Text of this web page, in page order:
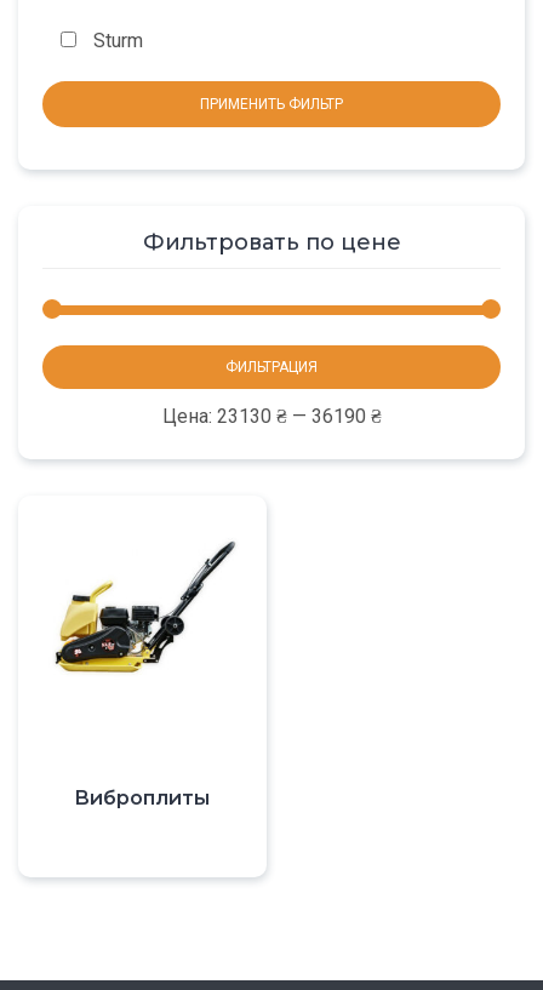
Sturm
ПРИМЕНИТЬ ФИЛЬТР
Фильтровать по цене
ФИЛЬТРАЦИЯ
Цена: 23130 ₴— 36190 ₴
Виброплиты